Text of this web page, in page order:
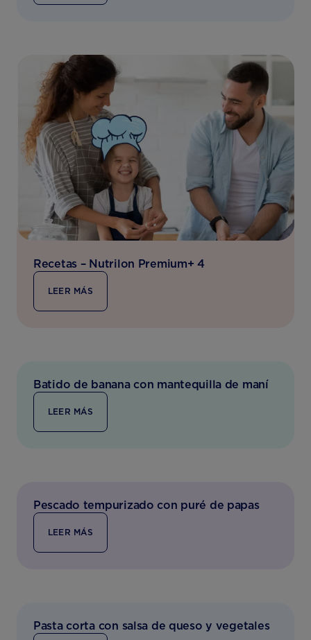
Recetas – Nutrilon Premium+ 4
LEER MÁS
Batido de banana con mantequilla de maní
LEER MÁS
Pescado tempurizado con puré de papas
LEER MÁS
Pasta corta con salsa de queso y vegetales